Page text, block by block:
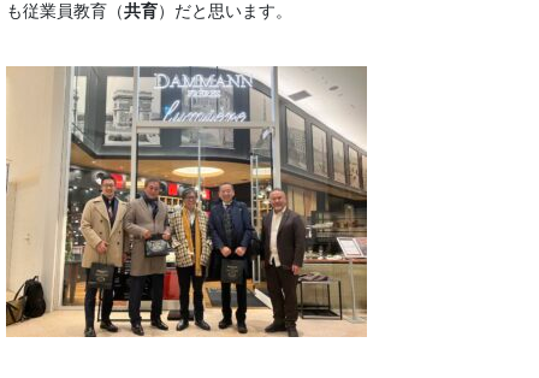
も従業員教育（共育）だと思います。